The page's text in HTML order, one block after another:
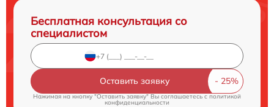
Бесплатная консультация со
специалистом
Оставить заявку
Нажимая на кнопку "Оставить заявку" Вы соглашаетесь cполитикой
конфиденциальности